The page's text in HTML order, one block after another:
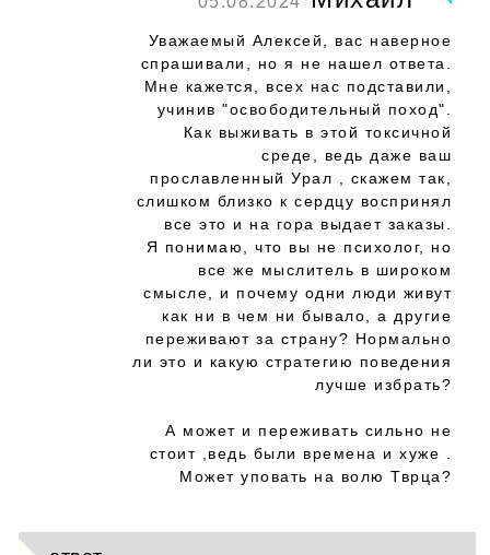
Уважаемый Алексей, вас наверное
спрашивали, но я не нашел ответа.
Мне кажется, всех нас подставили,
учинив "освободительный поход".
Как выживать в этой токсичной
среде, ведь даже ваш
прославленный Урал , скажем так,
слишком близко к сердцу воспринял
все это и на гора выдает заказы.
Я понимаю, что вы не психолог, но
все же мыслитель в широком
смысле, и почему одни люди живут
как ни в чем ни бывало, а другие
переживают за страну? Нормально
ли это и какую стратегию поведения
лучше избрать?
А может и переживать сильно не
стоит ,ведь были времена и хуже .
Может уповать на волю Тврца?